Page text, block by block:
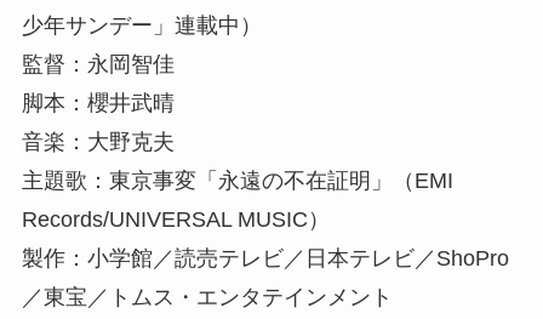
少年サンデー」連載中）
監督：永岡智佳
脚本：櫻井武晴
音楽：大野克夫
主題歌：東京事変「永遠の不在証明」（EMI
Records/UNIVERSAL MUSIC）
製作：小学館／読売テレビ／日本テレビ／ShoPro
／東宝／トムス・エンタテインメント